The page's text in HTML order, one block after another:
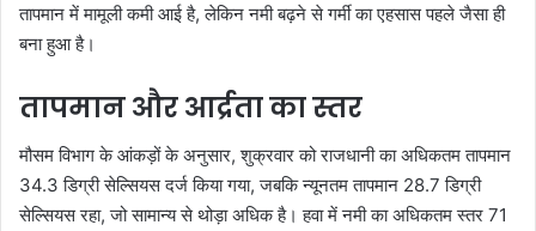
तापमान में मामूली कमी आई है, लेकिन नमी बढ़ने से गर्मी का एहसास पहले जैसा ही
बना हुआ है।
तापमान और आर्द्रता का स्तर
मौसम विभाग के आंकड़ों के अनुसार, शुक्रवार को राजधानी का अधिकतम तापमान
34.3 डिग्री सेल्सियस दर्ज किया गया, जबकि न्यूनतम तापमान 28.7 डिग्री
सेल्सियस रहा, जो सामान्य से थोड़ा अधिक है। हवा में नमी का अधिकतम स्तर 71